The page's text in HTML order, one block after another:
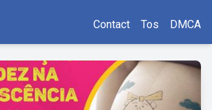
Contact Tos DMCA